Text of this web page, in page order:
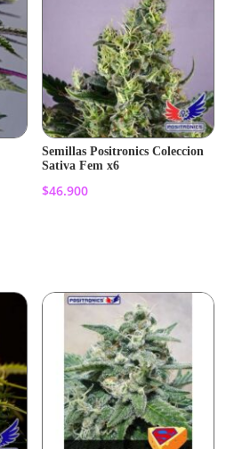
Semillas Positronics Coleccion
Sativa Fem x6
$46.900